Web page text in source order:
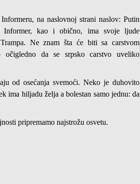
na naslovnoj strani naslov: Putin
Informer, kao i obično, ima svoje ljude
Ne znam šta će biti sa carstvom
da se srpsko carstvo uveliko
od osećanja svemoći. Neko je duhovito
ima hiljadu želja a bolestan samo jednu: da
pripremamo najstrožu osvetu.